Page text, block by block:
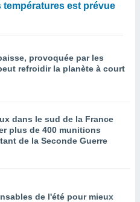
est prévue
provoquée par les
refroidir la planète à court
dans le sud de la France
plus de 400 munitions
de la Seconde Guerre
de l'été pour mieux